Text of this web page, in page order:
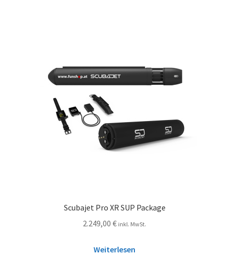
Scubajet Pro XR SUP Package
2.249,00 € inkl. MwSt.
Weiterlesen